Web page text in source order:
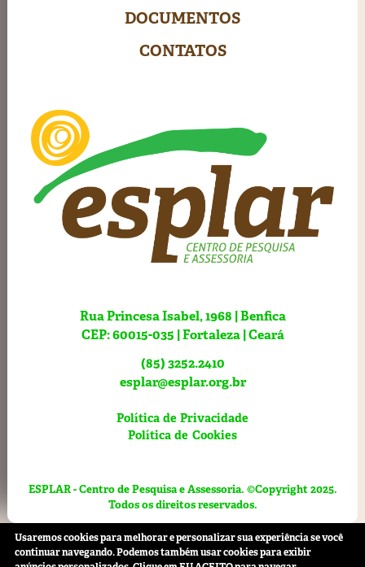
DOCUMENTOS
CONTATOS
Rua Princesa Isabel, 1968 | Benfica
CEP: 60015-035 | Fortaleza | Ceará
(85) 3252.2410
esplar@esplar.org.br
Política de Privacidade
Política de Cookies
ESPLAR - Centro de Pesquisa e Assessoria. ©Copyright 2025.
Todos os direitos reservados.
Usaremos cookies para melhorar e personalizar sua experiência se você
continuar navegando. Podemos também usar cookies para exibir